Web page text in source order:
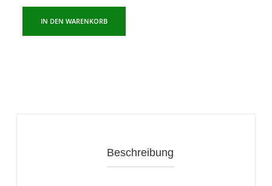
Roots,
IN DEN WARENKORB
Beschreibung